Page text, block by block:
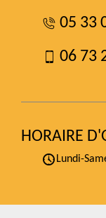
05 33
06 73
HORAIRE
Lundi-